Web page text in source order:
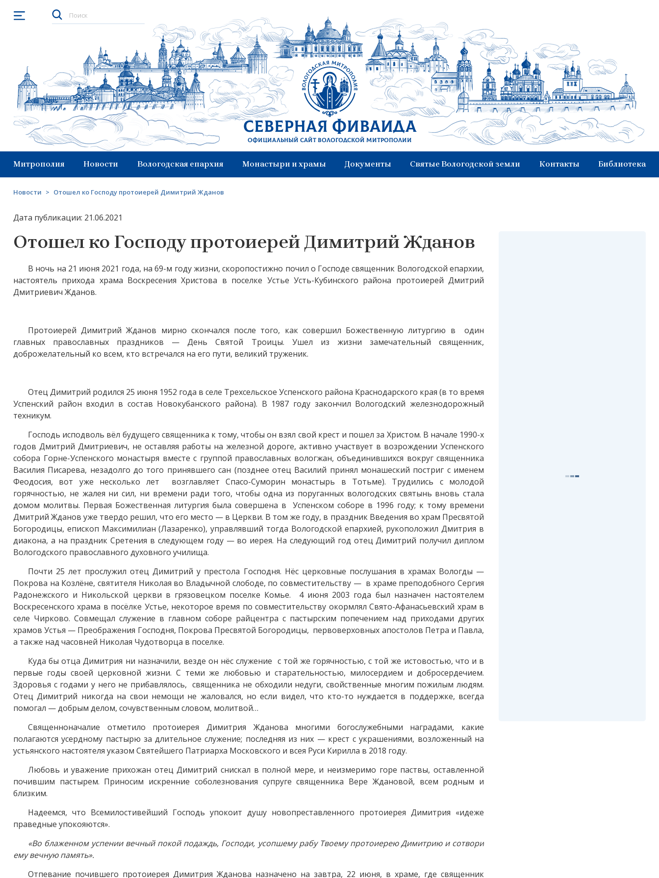
Открыть меню
Северная Фиваида
Официальный сайт Вологодской митрополии
Митрополия Новости Вологодская епархия Монастыри и храмы Документы Святые Вологодской земли Контакты Библиотека
Новости > Отошел ко Господу протоиерей Димитрий Жданов
Дата публикации: 21.06.2021
Отошел ко Господу протоиерей Димитрий Жданов
В ночь на 21 июня 2021 года, на 69-м году жизни, скоропостижно почил о Господе священник Вологодской епархии,
настоятель прихода храма Воскресения Христова в поселке Устье Усть-Кубинского района протоиерей Дмитрий
Дмитриевич Жданов.
Протоиерей Димитрий Жданов мирно скончался после того, как совершил Божественную литургию в один
главных православных праздников — День Святой Троицы. Ушел из жизни замечательный священник,
доброжелательный ко всем, кто встречался на его пути, великий труженик.
Отец Димитрий родился 25 июня 1952 года в селе Трехсельское Успенского района Краснодарского края (в то время
Успенский район входил в состав Новокубанского района). В 1987 году закончил Вологодский железнодорожный
техникум.
Господь исподволь вёл будущего священника к тому, чтобы он взял свой крест и пошел за Христом. В начале 1990-х
годов Дмитрий Дмитриевич, не оставляя работы на железной дороге, активно участвует в возрождении Успенского
собора Горне-Успенского монастыря вместе с группой православных вологжан, объединившихся вокруг священника
Василия Писарева, незадолго до того принявшего сан (позднее отец Василий принял монашеский постриг с именем
Феодосия, вот уже несколько лет возглавляет Спасо-Суморин монастырь в Тотьме). Трудились с молодой
горячностью, не жалея ни сил, ни времени ради того, чтобы одна из поруганных вологодских святынь вновь стала
домом молитвы. Первая Божественная литургия была совершена в Успенском соборе в 1996 году; к тому времени
Дмитрий Жданов уже твердо решил, что его место — в Церкви. В том же году, в праздник Введения во храм Пресвятой
Богородицы, епископ Максимилиан (Лазаренко), управлявший тогда Вологодской епархией, рукоположил Дмитрия в
диакона, а на праздник Сретения в следующем году — во иерея. На следующий год отец Димитрий получил диплом
Вологодского православного духовного училища.
Почти 25 лет прослужил отец Димитрий у престола Господня. Нёс церковные послушания в храмах Вологды —
Покрова на Козлёне, святителя Николая во Владычной слободе, по совместительству — в храме преподобного Сергия
Радонежского и Никольской церкви в грязовецком поселке Комье. 4 июня 2003 года был назначен настоятелем
Воскресенского храма в посёлке Устье, некоторое время по совместительству окормлял Свято-Афанасьевский храм в
селе Чирково. Совмещал служение в главном соборе райцентра с пастырским попечением над приходами других
храмов Устья — Преображения Господня, Покрова Пресвятой Богородицы, первоверховных апостолов Петра и Павла,
а также над часовней Николая Чудотворца в поселке.
Куда бы отца Димитрия ни назначили, везде он нёс служение с той же горячностью, с той же истовостью, что и в
первые годы своей церковной жизни. С теми же любовью и старательностью, милосердием и добросердечием.
Здоровья с годами у него не прибавлялось, священника не обходили недуги, свойственные многим пожилым людям.
Отец Димитрий никогда на свои немощи не жаловался, но если видел, что кто-то нуждается в поддержке, всегда
помогал — добрым делом, сочувственным словом, молитвой…
Священноначалие отметило протоиерея Димитрия Жданова многими богослужебными наградами, какие
полагаются усердному пастырю за длительное служение; последняя из них — крест с украшениями, возложенный на
устьянского настоятеля указом Святейшего Патриарха Московского и всея Руси Кирилла в 2018 году.
Любовь и уважение прихожан отец Димитрий снискал в полной мере, и неизмеримо горе паствы, оставленной
почившим пастырем. Приносим искренние соболезнования супруге священника Вере Ждановой, всем родным и
близким.
Надеемся, что Всемилостивейший Господь упокоит душу новопреставленного протоиерея Димитрия «идеже
праведные упокояются».
«Во блаженном успении вечный покой подаждь, Господи, усопшему рабу Твоему протоиерею Димитрию и сотвори
ему вечную память».
Отпевание почившего протоиерея Димитрия Жданова назначено на завтра, 22 июня, в храме, где священник